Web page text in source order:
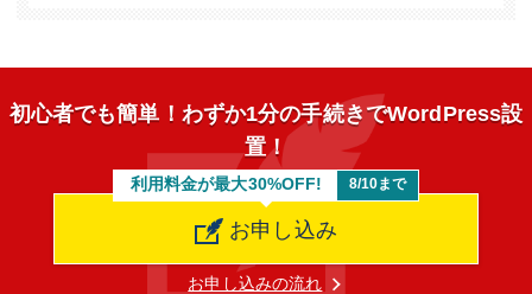
初心者でも簡単！わずか1分の手続きでWordPress設
置！
利用料金が最大30%OFF! 8/10まで
お申し込み
お申し込みの流れ